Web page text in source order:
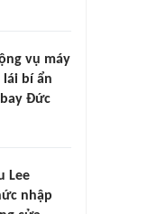
vụ máy
bí ẩn
Đức
Lee
nhập